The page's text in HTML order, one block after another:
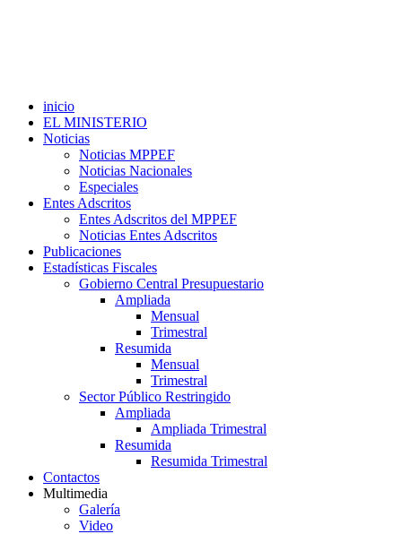
inicio
EL MINISTERIO
Noticias
Noticias MPPEF
Noticias Nacionales
Especiales
Entes Adscritos
Entes Adscritos del MPPEF
Noticias Entes Adscritos
Publicaciones
Estadísticas Fiscales
Gobierno Central Presupuestario
Ampliada
Mensual
Trimestral
Resumida
Mensual
Trimestral
Sector Público Restringido
Ampliada
Ampliada Trimestral
Resumida
Resumida Trimestral
Contactos
Multimedia
Galería
Video